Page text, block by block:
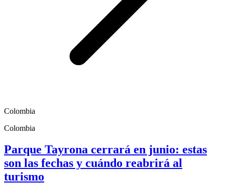
Colombia
Colombia
Parque Tayrona cerrará en junio: estas
son las fechas y cuándo reabrirá al
turismo